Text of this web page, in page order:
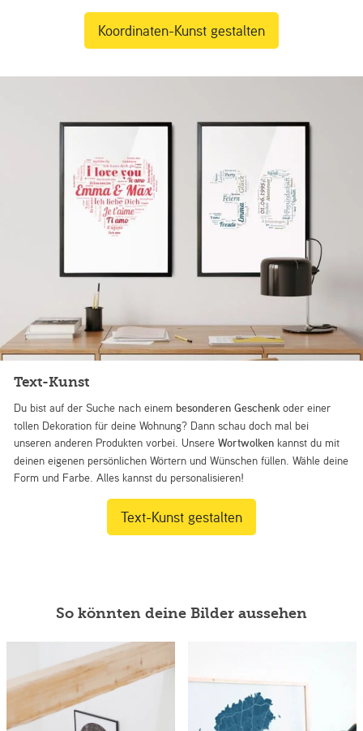
Koordinaten-Kunst gestalten
Text-Kunst
Du bist auf der Suche nach einem besonderen Geschenk oder einer
tollen Dekoration für deine Wohnung? Dann schau doch mal bei
unseren anderen Produkten vorbei. UnsereWortwolken kannst du mit
deinen eigenen persönlichen Wörtern und Wünschen füllen. Wähle deine
Form und Farbe. Alles kannst du personalisieren!
Text-Kunst gestalten
So könnten deine Bilder aussehen